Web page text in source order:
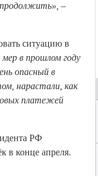
–
ситуацию в
в прошлом году
опасный в
нарастали, как
платежей
РФ
в конце апреля.